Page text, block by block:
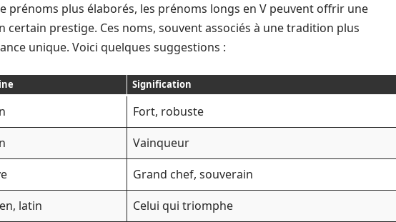
prénoms plus élaborés, les prénoms longs en V peuvent offrir une
certain prestige. Ces noms, souvent associés à une tradition plus
unique. Voici quelques suggestions :
Signification
Fort, robuste
Vainqueur
Grand chef, souverain
latin
Celui qui triomphe